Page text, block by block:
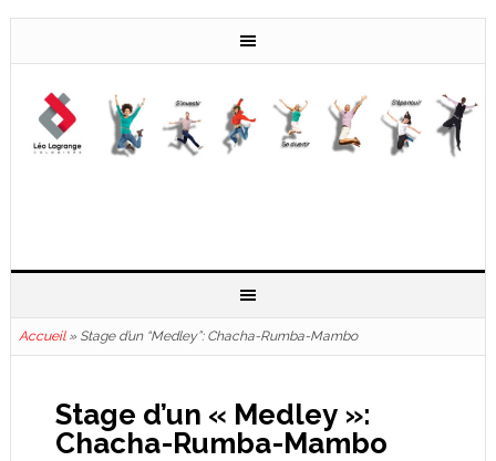
Accueil» Stage d’un “Medley”: Chacha-Rumba-Mambo
Stage d’un « Medley »:
Chacha-Rumba-Mambo